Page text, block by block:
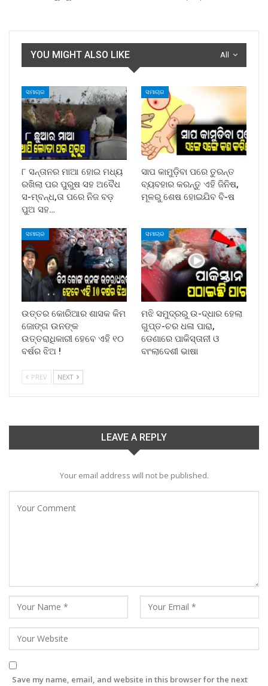
All
YOU MIGHT ALSO LIKE
ସମାଚାର
୮ ସନ୍ତାନର ମାଆ ହୋଇ ମଧ୍ୟ
ରଖିଲା ପର ପୁରୁଷ ସହ ଅବୈଧ
ସ-ମ୍ବନ୍ଧ,ତା ପରେ ନିଜ ବଡ଼
ପୁଅ ସହ…
ସମାଚାର
ସାପ କାମୁଡ଼ିବା ପରେ ତୁରନ୍ତ
ବ୍ୟବହାର କରନ୍ତୁ ଏହି ଜିନିଷ,
ମୂଳରୁ ଶେଷ ହୋଇଯିବ ବି-ଷ
ସମାଚାର
ଉତ୍ତର କୋରିଆର ଶାସକ କିମ
ଜୋଙ୍ଗ ଉନଙ୍କ
ଉତ୍ତରାଧିକାରୀ ହେବେ ଏହି ୧୦
ବର୍ଷର ଝିଅ !
ସମାଚାର
ମଝି ସମୁଦ୍ରରୁ ଉ-ଦ୍ଧାର ହେଲା
ଗୁପ୍ତ-ଚର ଧଳା ପାରା,
ଡେଣାରେ ପାକିସ୍ତାନୀ ଓ
ବାଂଲାଦେଶୀ ଭାଷା
PREV NEXT
LEAVE A REPLY
Your email address will not be published.
Save my name, email, and website in this browser for the next